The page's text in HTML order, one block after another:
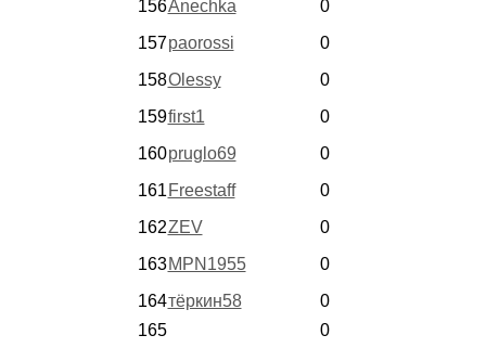
156Anechka
0
157paorossi
0
158Olessy
0
159first1
0
160pruglo69
0
161 Freestaff
0
162ZEV
0
163 MPN1955
0
164тёркин58
0
165
0